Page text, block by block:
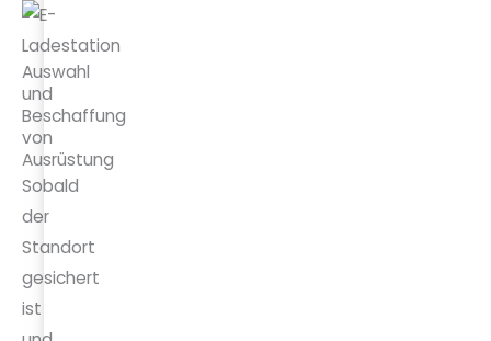
Auswahl
und
Beschaffung
von
Ausrüstung
Sobald
der
Standort
gesichert
ist